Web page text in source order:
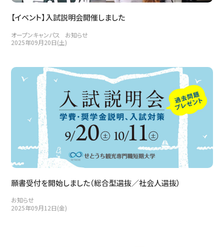
【イベント】入試説明会開催しました
オープンキャンパス
お知らせ
2025年09月20日(土)
願書受付を開始しました（総合型選抜／社会人選抜）
お知らせ
2025年09月12日(金)